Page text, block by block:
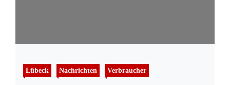
Lübeck Nachrichten Verbraucher